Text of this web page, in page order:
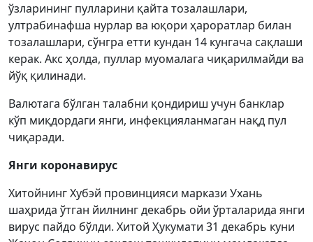
ўзларининг пулларини қайта тозалашлари,
ултрабинафша нурлар ва юқори ҳароратлар билан
тозалашлари, сўнгра етти кундан 14 кунгача сақлаши
керак. Акс ҳолда, пуллар муомалага чиқарилмайди ва
йўқ қилинади.
Валютага бўлган талабни қондириш учун банклар
кўп миқдордаги янги, инфекцияланмаган нақд пул
чиқаради.
Янги коронавирус
Хитойнинг Хубэй провинцияси маркази Ухань
шаҳрида ўтган йилнинг декабрь ойи ўрталарида янги
вирус пайдо бўлди. Хитой Ҳукумати 31 декабрь куни